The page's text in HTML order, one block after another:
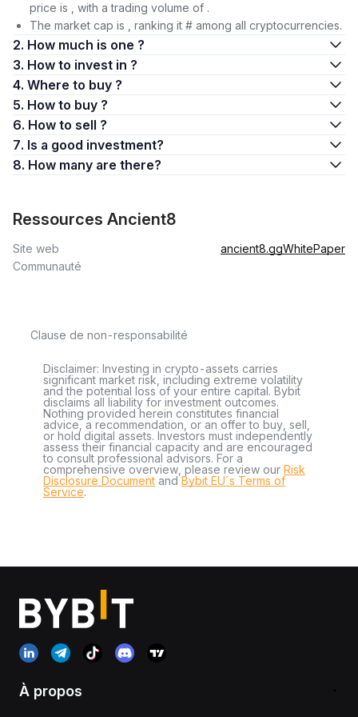
price is , with a trading volume of .
The market cap is , ranking it # among all cryptocurrencies.
2. How much is one ?
3. How to invest in ?
4. Where to buy ?
5. How to buy ?
6. How to sell ?
7. Is a good investment?
8. How many are there?
Ressources Ancient8
Site web ancient8.ggWhitePaper
Communauté
Clause de non-responsabilité
Disclaimer: Investing in crypto-assets carries
significant market risk, including extreme volatility
and the potential loss of your entire capital. Bybit
disclaims all liability for investment outcomes.
Nothing provided herein constitutes financial
advice, a recommendation, or an offer to buy, sell,
or hold digital assets. Investors must independently
assess their financial capacity and are encouraged
to consult professional advisors. For a
comprehensive overview, please review our Risk
Disclosure Document andBybit EU´s Terms of
Service.
À propos